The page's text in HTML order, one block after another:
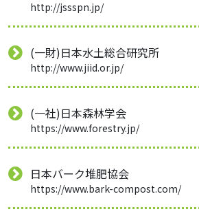
http://jssspn.jp/
(一財)日本水土総合研究所
http://www.jiid.or.jp/
(一社)日本森林学会
https://www.forestry.jp/
日本バーク堆肥協会
https://www.bark-compost.com/